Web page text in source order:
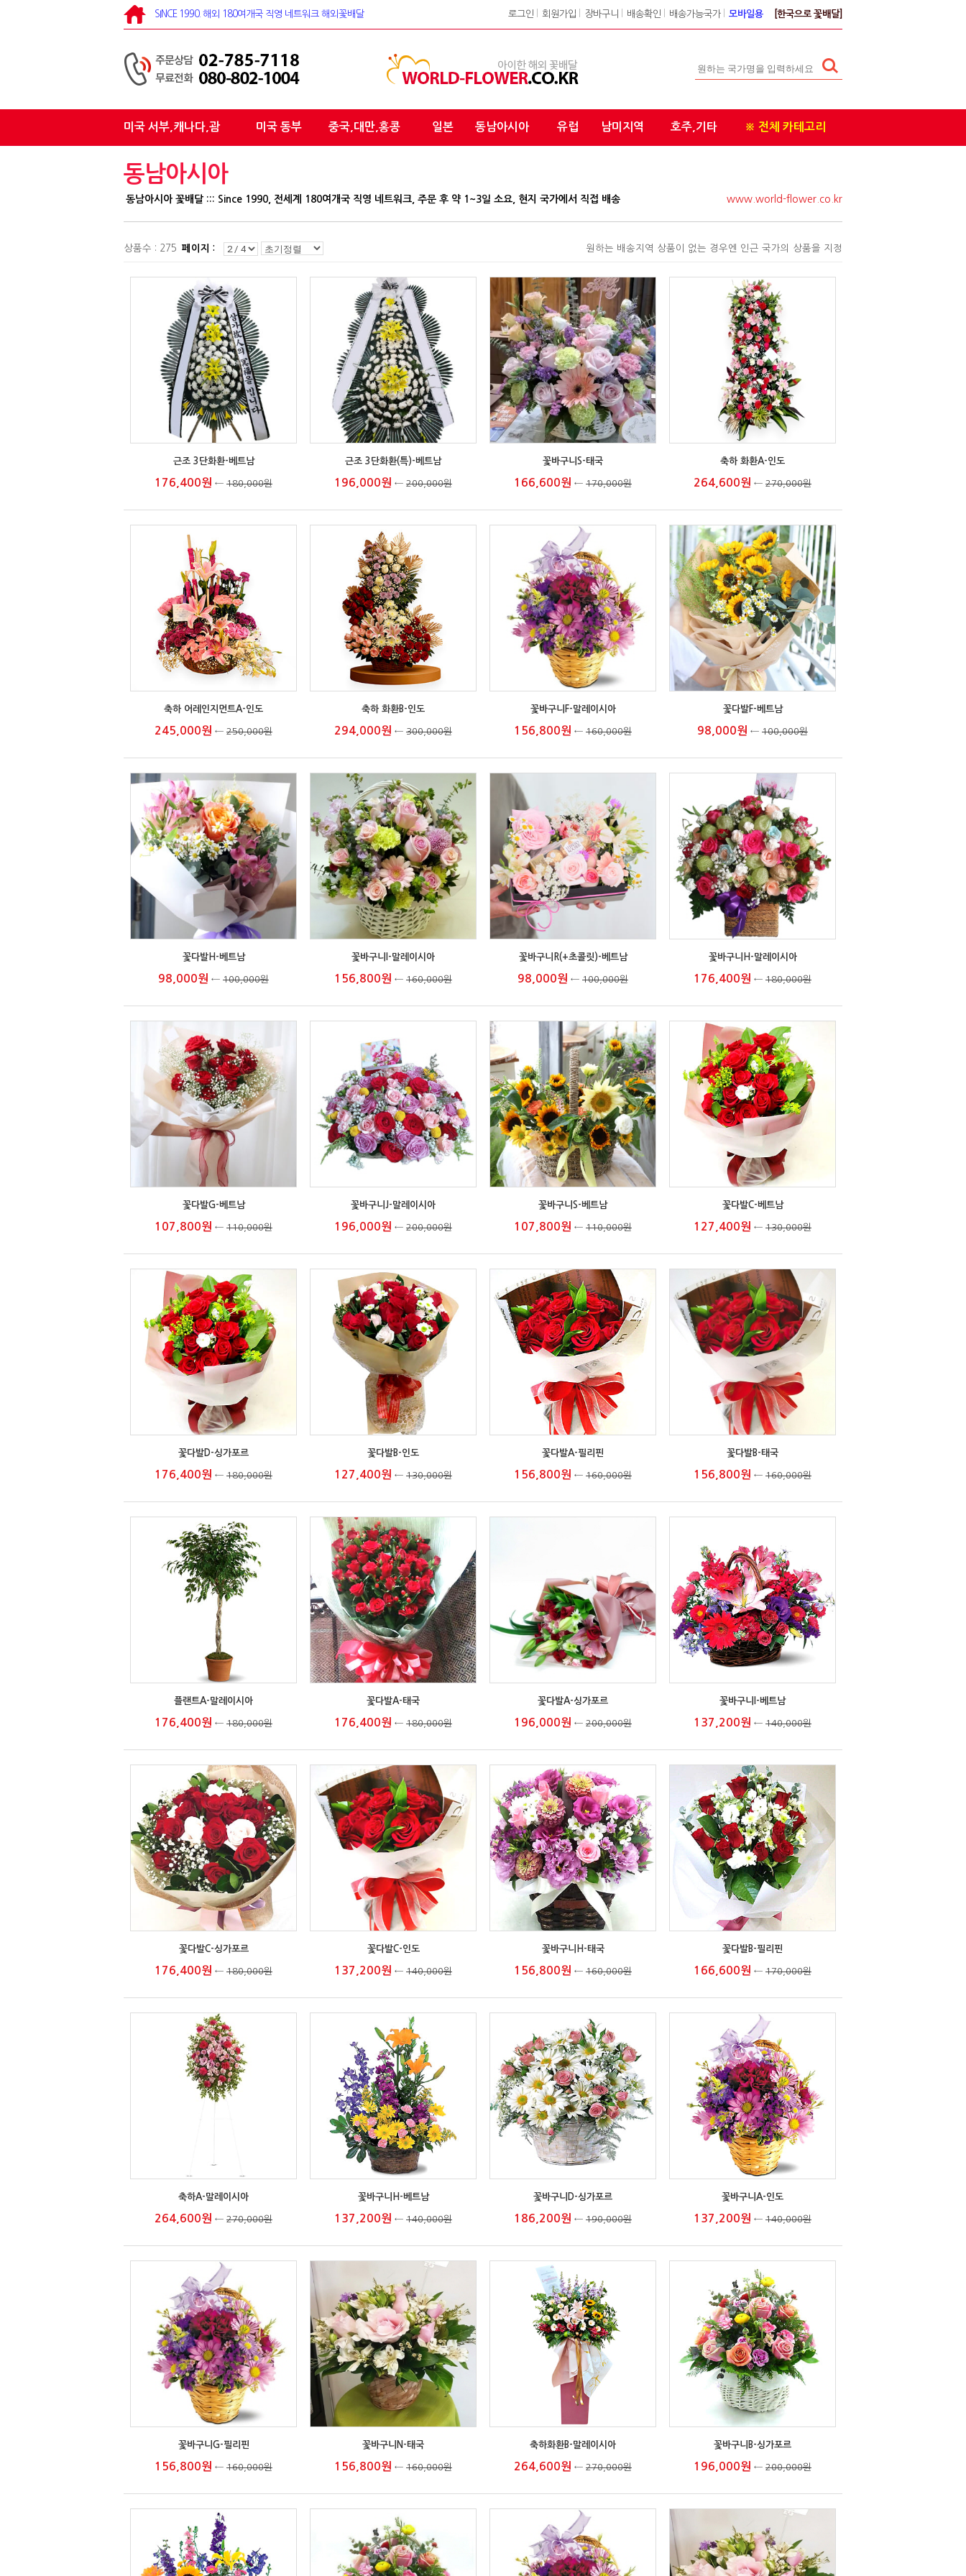
SINCE 1990. 해외 180여개국 직영 네트워크 해외꽃배달 로그인 회원가입 장바구니 배송확인 배송가능국가 모바일용 [한국으로 꽃배달]
미국 서부,캐나다,괌 미국 동부 중국,대만,홍콩 일본 동남아시아 유럽 남미지역 호주,기타 ※ 전체 카테고리
동남아시아
동남아시아 꽃배달 ::: Since 1990, 전세계 180여개국 직영 네트워크, 주문 후 약 1~3일 소요, 현지 국가에서 직접 배송 www.world-flower.co.kr
상품수 : 275 페이지 : 원하는 배송지역 상품이 없는 경우엔 인근 국가의 상품을 지정
근조 3단화환-베트남
176,400원 ← 180,000원
근조 3단화환(특)-베트남
196,000원 ← 200,000원
꽃바구니S-태국
166,600원 ← 170,000원
축하 화환A-인도
264,600원 ← 270,000원
축하 어레인지먼트A-인도
245,000원 ← 250,000원
축하 화환B-인도
294,000원 ← 300,000원
꽃바구니F-말레이시아
156,800원 ← 160,000원
꽃다발F-베트남
98,000원 ← 100,000원
꽃다발H-베트남
98,000원 ← 100,000원
꽃바구니I-말레이시아
156,800원 ← 160,000원
꽃바구니R(+초콜릿)-베트남
98,000원 ← 100,000원
꽃바구니H-말레이시아
176,400원 ← 180,000원
꽃다발G-베트남
107,800원 ← 110,000원
꽃바구니J-말레이시아
196,000원 ← 200,000원
꽃바구니S-베트남
107,800원 ← 110,000원
꽃다발C-베트남
127,400원 ← 130,000원
꽃다발D-싱가포르
176,400원 ← 180,000원
꽃다발B-인도
127,400원 ← 130,000원
꽃다발A-필리핀
156,800원 ← 160,000원
꽃다발B-태국
156,800원 ← 160,000원
플랜트A-말레이시아
176,400원 ← 180,000원
꽃다발A-태국
176,400원 ← 180,000원
꽃다발A-싱가포르
196,000원 ← 200,000원
꽃바구니I-베트남
137,200원 ← 140,000원
꽃다발C-싱가포르
176,400원 ← 180,000원
꽃다발C-인도
137,200원 ← 140,000원
꽃바구니H-태국
156,800원 ← 160,000원
꽃다발B-필리핀
166,600원 ← 170,000원
축하A-말레이시아
264,600원 ← 270,000원
꽃바구니H-베트남
137,200원 ← 140,000원
꽃바구니D-싱가포르
186,200원 ← 190,000원
꽃바구니A-인도
137,200원 ← 140,000원
꽃바구니G-필리핀
156,800원 ← 160,000원
꽃바구니N-태국
156,800원 ← 160,000원
축하화환B-말레이시아
264,600원 ← 270,000원
꽃바구니B-싱가포르
196,000원 ← 200,000원